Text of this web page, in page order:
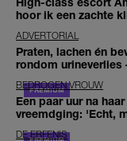
hoor ik een zachte
ADVERTORIAL
Praten, lachen én
rondom urineverlies
BEDROGEN VROUW
Een paar uur na
vreemdging: 'Echt,
DE ERFENIS